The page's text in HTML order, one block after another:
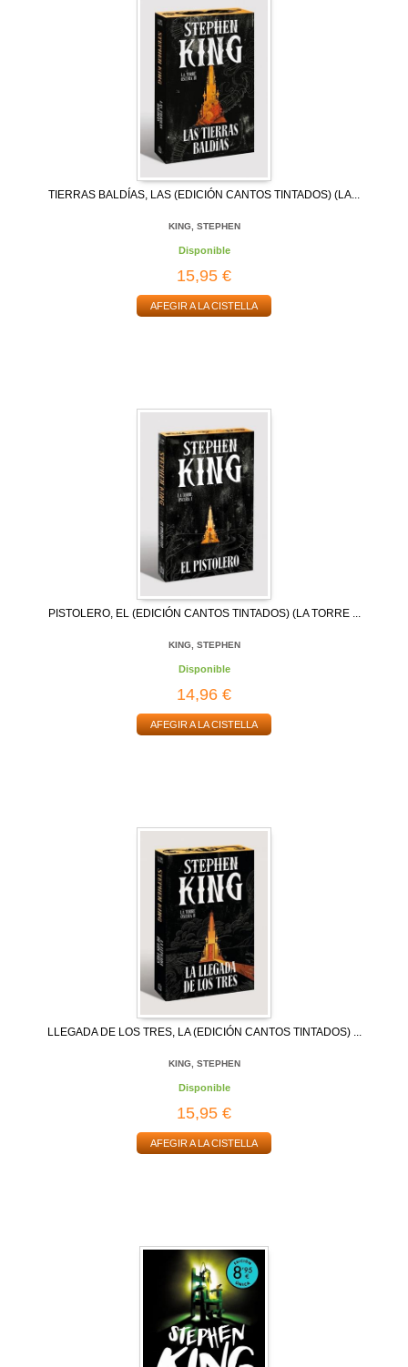
TIERRAS BALDÍAS, LAS (EDICIÓN CANTOS TINTADOS) (LA...
KING, STEPHEN
Disponible
15,95 €
AFEGIR A LA CISTELLA
PISTOLERO, EL (EDICIÓN CANTOS TINTADOS) (LA TORRE ...
KING, STEPHEN
Disponible
14,96 €
AFEGIR A LA CISTELLA
LLEGADA DE LOS TRES, LA (EDICIÓN CANTOS TINTADOS) ...
KING, STEPHEN
Disponible
15,95 €
AFEGIR A LA CISTELLA